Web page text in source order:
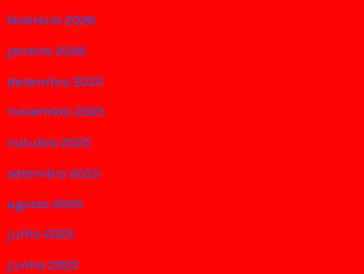
fevereiro 2026
janeiro 2026
dezembro 2025
novembro 2025
outubro 2025
setembro 2025
agosto 2025
julho 2025
junho 2025